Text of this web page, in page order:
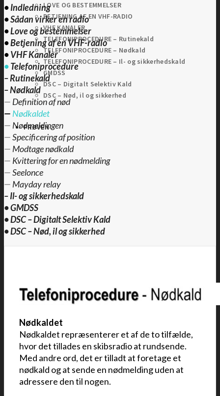
LOVE OG BESTEMMELSER
BETJENING AF EN VHF-RADIO
VHF KANALER
TELEFONIPROCEDURE – Rutinekald
TELEFONIPROCEDURE – Nødkald
TELEFONIPROCEDURE – Il- og sikkerhedskald
GMDSS
DSC – Digitalt Selektiv Kald
DSC – Nød, il og sikkerhed
PRØVEN
•Indledning
•Sådan virker en radio
•Love og bestemmelser
•Betjening af en VHF-radio
•VHF Kanaler
•Telefoniprocedure
–Rutinekald
–Nødkald
— Definition af nød
— Nødkaldet
— Nødmeldingen
—Specificering af position
— Modtage nødkald
— Kvittering for en nødmelding
—Seelonce
— Mayday relay
–Il- og sikkerhedskald
•GMDSS
•DSC – Digitalt Selektiv Kald
•DSC – Nød, il og sikkerhed
Nødkaldet
Nødkaldet repræsenterer et af de to tilfælde,
hvor det tillades en skibsradio at rundsende.
Med andre ord, det er tilladt at foretage et
nødkald og at sende en nødmelding uden at
adressere den til nogen.